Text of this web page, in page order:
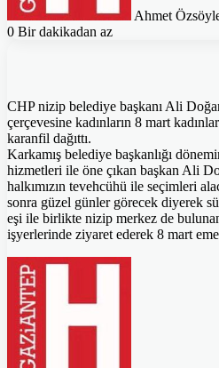
Ahmet
0 Bir dakikadan az
CHP nizip belediye başkanı Ali
çerçevesine kadınların 8 mart
karanfil dağıttı.
Karkamış belediye başkanlığı
hizmetleri ile öne çıkan başkan Ali
halkımızın tevehcühü ile seçimleri
sonra güzel günler görecek diyerek
eşi ile birlikte nizip merkez de
işyerlerinde ziyaret ederek 8 mart